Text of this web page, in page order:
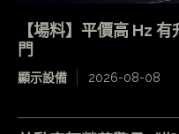
【場料】平價高 Hz
門
顯示設備 2026-08-08